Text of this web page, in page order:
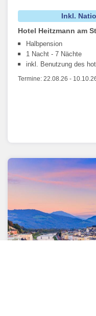
Inkl.
Hotel Heitzmann am
Halbpension
1 Nacht - 7 Nächte
inkl. Benutzung des
Termine: 22.08.26 -